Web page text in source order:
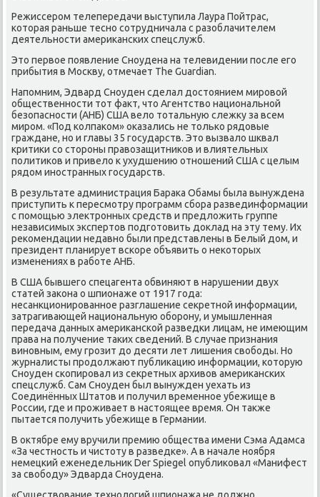
Режиссером телепередачи выступила Лаура Пойтрас,
которая раньше тесно сотрудничала с разоблачителем
деятельности американских спецслужб.
Это первое появление Сноудена на телевидении после его
прибытия в Москву, отмечает The Guardian.
Напомним, Эдвард Сноуден сделал достоянием мировой
общественности тот факт, что Агентство национальной
безопасности (АНБ) США вело тотальную слежку за всем
миром. «Под колпаком» оказались не только рядовые
граждане, но и главы 35 государств. Это вызвало шквал
критики со стороны правозащитников и влиятельных
политиков и привело к ухудшению отношений США с целым
рядом иностранных государств.
В результате администрация Барака Обамы была вынуждена
приступить к пересмотру программ сбора развединформации
с помощью электронных средств и предложить группе
независимых экспертов подготовить доклад на эту тему. Их
рекомендации недавно были представлены в Белый дом, и
президент планирует вскоре объявить о некоторых
изменениях в работе АНБ.
В США бывшего спецагента обвиняют в нарушении двух
статей закона о шпионаже от 1917 года:
несанкционированное разглашение секретной информации,
затрагивающей национальную оборону, и умышленная
передача данных американской разведки лицам, не имеющим
права на получение таких сведений. В случае признания
виновным, ему грозит до десяти лет лишения свободы. Но
журналисты продолжают публикацию информации, которую
Сноуден скопировал из секретных архивов американских
спецслужб. Сам Сноуден был вынужден уехать из
Соединённых Штатов и получил временное убежище в
России, где и проживает в настоящее время. Он также
пытается получить убежище в Германии.
В октябре ему вручили премию общества имени Сэма Адамса
«За честность и чистоту в разведке». А в начале ноября
немецкий еженедельник Der Spiegel опубликовал «Манифест
за свободу» Эдварда Сноудена.